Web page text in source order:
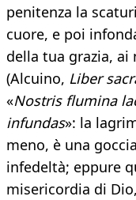
penitenza la
cuore, e poi
della tua grazia,
(Alcuino, Liber
«Nostris flumina
infundas»: la
meno, è una
infedeltà; eppure
misericordia di